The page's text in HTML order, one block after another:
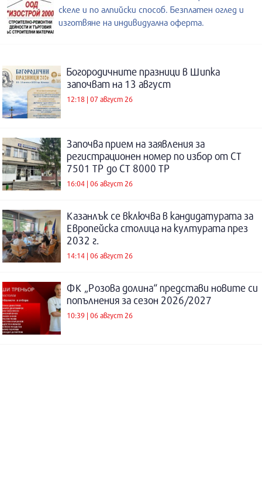
скеле и по алпийски способ. Безплатен оглед и
изготвяне на индивидуална оферта.
Богородичните празници в Шипка
започват на 13 август
12:18 | 07 август 26
Започва прием на заявления за
регистрационен номер по избор от СТ
7501 ТР до СТ 8000 ТР
16:04 | 06 август 26
Казанлък се включва в кандидатурата за
Европейска столица на културата през
2032 г.
14:14 | 06 август 26
ФК „Розова долина“ представи новите си
попълнения за сезон 2026/2027
10:39 | 06 август 26